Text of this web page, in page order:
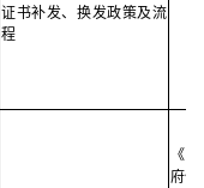
证书补发、换发政策及流
程
《
府信